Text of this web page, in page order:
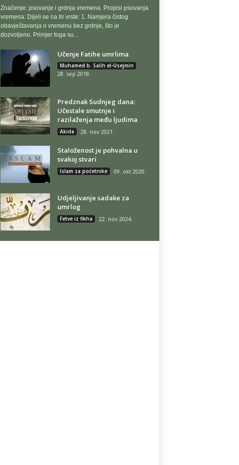
Značenje: psovanje i grdnja vremena. Propisi psovanja
vremena: Dijeli se na tri vrste: 1. Namjera čistog
obavještavanja o vremenu bez grdnje, što je
dozvoljeno. Primjer toga su...
Učenje Fatihe umrlima
Muhamed b. Salih el-Usejmin
28. sep 2018.
Predznak Sudnjeg dana:
Učestale smutnje i
razilaženja među ljudima
Akida 28. nov 2021.
Staloženost je pohvalna u
svakoj stvari
Islam za početnike 09. okt 2020.
Udjeljivanje sadake za
umrlog
Fetve iz fikha 22. nov 2024.